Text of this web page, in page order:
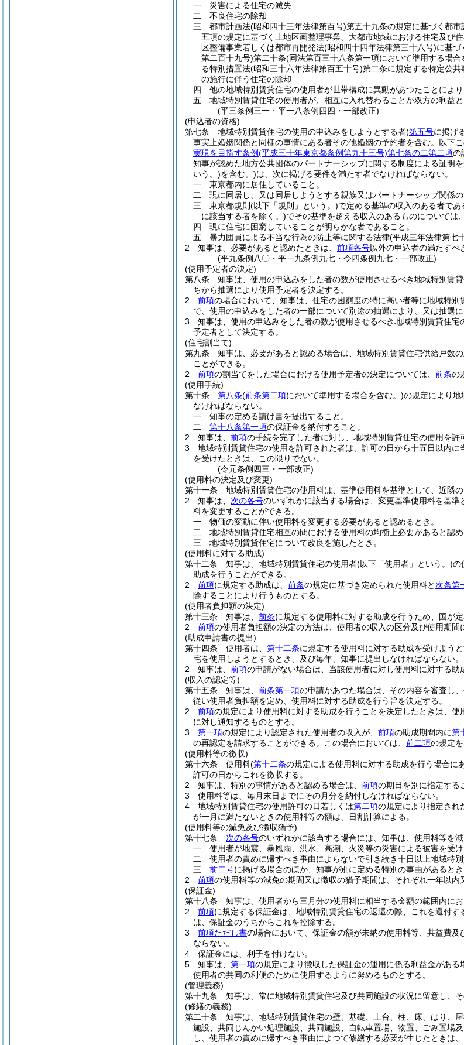
一
災害による住宅の滅失
二
不良住宅の除却
三
都市計画法(昭和四十三年法律第百号)第五十九条の規定に基づく都
五項の規定に基づく土地区画整理事業、大都市地域における住宅及び
区整備事業若しくは都市再開発法(昭和四十四年法律第三十八号)に基づ
第二百十九号)第二十条(同法第百三十八条第一項において準用する場合
る特別措置法(昭和三十六年法律第百五十号)第二条に規定する特定公
の施行に伴う住宅の除却
四
他の地域特別賃貸住宅の使用者が世帯構成に異動があつたことによ
五
地域特別賃貸住宅の使用者が、相互に入れ替わることが双方の利益と
(平三条例三一・平一八条例四四・一部改正)
(申込者の資格)
第七条
地域特別賃貸住宅の使用の申込みをしようとする者(第五号に掲げ
事実上婚姻関係と同様の事情にある者その他婚姻の予約者を含む。以下
実現を目指す条例(平成三十年東京都条例第九十三号)第七条の二第二項の
知事が認めた地方公共団体のパートナーシップに関する制度による証明
いう。)を含む。)は、次に掲げる要件を満たす者でなければならない。
一
東京都内に居住していること。
二
現に同居し、又は同居しようとする親族又はパートナーシップ関係の
三
東京都規則 (以下「規則」という。)で定める基準の収入のある者であ
に該当する者を除く。)でその基準を超える収入のあるものについては
四
現に住宅に困窮していることが明らかな者であること。
五
暴力団員による不当な行為の防止等に関する法律(平成三年法律第七
2
知事は、必要があると認めたときは、 前項各号以外の申込者の満たすべ
(平九条例八〇・平一九条例九七・令四条例九七・一部改正)
(使用予定者の決定)
第八条
知事は、使用の申込みをした者の数が使用させるべき地域特別賃
ちから抽選により使用予定者を決定する。
2
前項の場合において、知事は、住宅の困窮度の特に高い者等に地域特
で、使用の申込みをした者の一部について別途の抽選により、又は抽選
3
知事は、使用の申込みをした者の数が使用させるべき地域特別賃貸住
予定者として決定する。
(住宅割当て)
第九条
知事は、必要があると認める場合は、地域特別賃貸住宅供給戸数
ことができる。
2
前項の割当てをした場合における使用予定者の決定については、 前条の
(使用手続)
第十条
第八条(前条第二項において準用する場合を含む。)の規定により地
なければならない。
一
知事の定める請け書を提出すること。
二
第十八条第一項の保証金を納付すること。
2
知事は、 前項の手続を完了した者に対し、地域特別賃貸住宅の使用を許
3
地域特別賃貸住宅の使用を許可された者は、許可の日から十五日以内に
を受けたときは、この限りでない。
(令元条例四三・一部改正)
(使用料の決定及び変更)
第十一条
地域特別賃貸住宅の使用料は、基準使用料を基準として、近隣
2
知事は、 次の各号のいずれかに該当する場合は、変更基準使用料を基
料を変更することができる。
一
物価の変動に伴い使用料を変更する必要があると認めるとき。
二
地域特別賃貸住宅相互の間における使用料の均衡上必要があると認め
三
地域特別賃貸住宅について改良を施したとき。
(使用料に対する助成)
第十二条
知事は、地域特別賃貸住宅の使用者(以下「使用者」という。)の
助成を行うことができる。
2
前項に規定する助成は、 前条の規定に基づき定められた使用料と 次条第
除することにより行うものとする。
(使用者負担額の決定)
第十三条
知事は、 前条に規定する使用料に対する助成を行うため、国が
2
前項の使用者負担額の決定の方法は、使用者の収入の区分及び使用期間
(助成申請書の提出)
第十四条
使用者は、 第十二条に規定する使用料に対する助成を受けよう
宅を使用しようとするとき、及び毎年、知事に提出しなければならない。
2
知事は、 前項の申請がない場合は、当該使用者に対し使用料に対する助
(収入の認定等)
第十五条
知事は、 前条第一項の申請があつた場合は、その内容を審査し
従い使用者負担額を定め、使用料に対する助成を行う旨を決定する。
2
前項の規定により使用料に対する助成を行うことを決定したときは、
に対し通知するものとする。
3
第一項の規定により認定された使用者の収入が、 前項の助成期間内に第
の再認定を請求することができる。
この場合においては、 前二項の規定を
(使用料等の徴収)
第十六条
使用料(第十二条の規定による使用料に対する助成を行う場合に
許可の日からこれを徴収する。
2
知事は、特別の事情があると認める場合は、 前項の期日を別に指定する
3
使用料等は、毎月末日までにその月分を納付しなければならない。
4
地域特別賃貸住宅の使用許可の日若しくは第二項の規定により指定され
が一月に満たないときの使用料等の額は、日割計算による。
(使用料等の減免及び徴収猶予)
第十七条
次の各号のいずれかに該当する場合には、知事は、使用料等を
一
使用者が地震、暴風雨、洪水、高潮、火災等の災害による被害を受け
二
使用者の責めに帰すべき事由によらないで引き続き十日以上地域特
三
前二号に掲げる場合のほか、知事が別に定める特別の事由があるとき
2
前項の使用料等の減免の期間又は徴収の猶予期間は、それぞれ一年以内
(保証金)
第十八条
知事は、使用者から三月分の使用料に相当する金額の範囲内に
2
前項に規定する保証金は、地域特別賃貸住宅の返還の際、これを還付す
は、保証金のうちからこれを控除する。
3
前項ただし書の場合において、保証金の額が未納の使用料等、共益費
ならない。
4
保証金には、利子を付けない。
5
知事は、 第一項の規定により徴収した保証金の運用に係る利益金があ
使用者の共同の利便のために使用するように努めるものとする。
(管理義務)
第十九条
知事は、常に地域特別賃貸住宅及び共同施設の状況に留意し、
(修繕の義務)
第二十条
知事は、地域特別賃貸住宅の壁、基礎、土台、柱、床、はり、
施設、共同じんかい処理施設、共同施設、自転車置場、物置、ごみ置場
し、使用者の責めに帰すべき事由によつて修繕する必要が生じたときは、